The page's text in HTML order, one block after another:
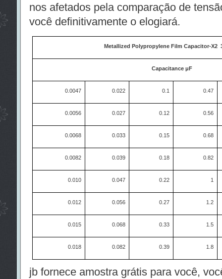
nos afetados pela comparação de
você definitivamente o elogiará.
Metallized Polypropylene Film Capacitor-X2
Capacitance μF
0.0047 0.022 0.1 0.47
0.0056 0.027 0.12 0.56
0.0068 0.033 0.15 0.68
0.0082 0.039 0.18 0.82
0.010 0.047 0.22 1
0.012 0.056 0.27 1.2
0.015 0.068 0.33 1.5
0.018 0.082 0.39 1.8
jb fornece amostra grátis para você,